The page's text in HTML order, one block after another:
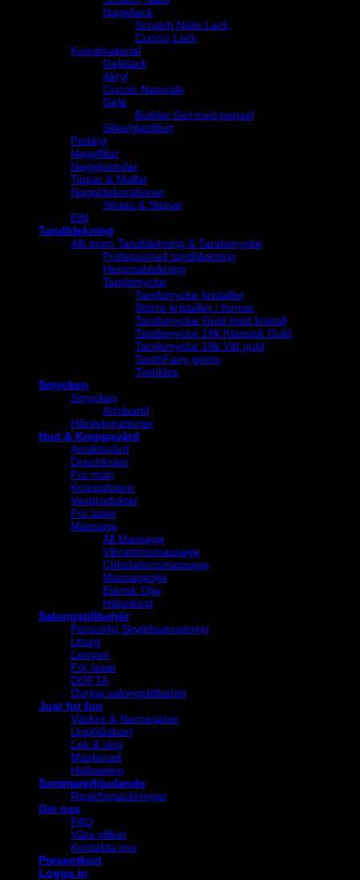
Nagellack
Scratch Nails Lack
Cuccio Lack
Konstmaterial
Gelélack
Akryl
Cuccio Naturale
Gelé
Builder Gel med pensel
Silke/glasfiber
Pedikyr
Nagelfilar
Nagelpenslar
Tippar & Mallar
Nageldekorationer
Strass & Stenar
Elfil
Tandblekning
Allt inom Tandblekning & Tandsmycke
Professionell tandblekning
Hemmablekning
Tandsmycke
Tandsmycke kristaller
Större kristaller i former
Tandsmycke Guld med kristall
Tandsmycke 18k Klassisk Guld
Tandsmycke 18k Vitt guld
ToothFairy gems
Twinkles
Smycken
Smycken
Armband
Hårdekorationer
Hud & Kroppsvård
Ansiktsvård
Duschkräm
För män
Kroppslotion
Vaxprodukter
För laser
Massage
All Massage
Vibrationsmassage
Cirkulationsmassage
Massageolja
Eterisk Olja
Hälsokost
Salongstillbehör
Personlig Skyddsutrustning
Utsug
Lampor
För laser
DOFTA
Övriga salongstillbehör
Just for fun
Väskor & Neccesärer
Uppblåsbart
Lek & skoj
Maskerad
Halloween
Sommarerbjudande
Reseförpackningar
Om oss
FAQ
Våra villkor
Kontakta oss
Presentkort
Logga in